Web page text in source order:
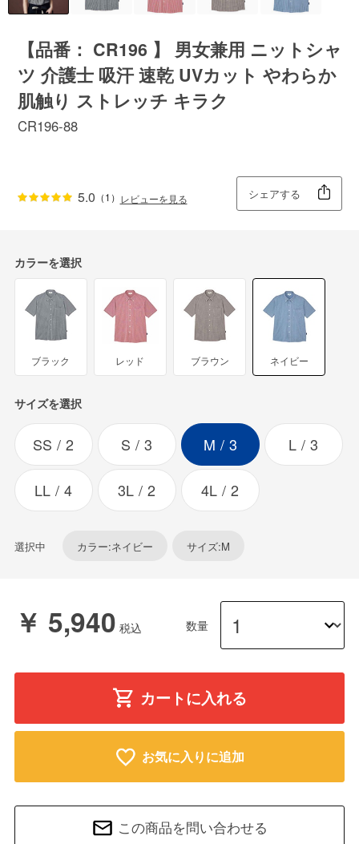
【品番： CR196 】 男女兼用 ニットシャ
ツ 介護士 吸汗 速乾 UVカット やわらか
肌触り ストレッチ キラク
CR196-88
5.0 （1） レビューを見る シェアする
カラーを選択
ブラック レッド ブラウン ネイビー
サイズを選択
SS 2 S 3 M 3 L 3
LL 4 3L 2 4L 2
選択中 カラー:ネイビー サイズ:M
￥ 5,940 数量
カートに入れる
お気に入りに追加
この商品を問い合わせる